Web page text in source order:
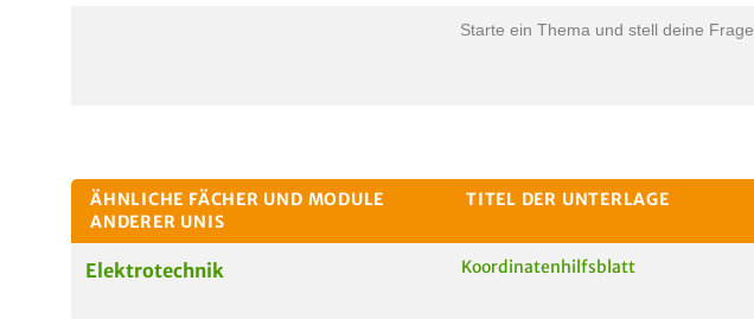
Starte ein Thema und stell deine Frage.
ÄHNLICHE FÄCHER UND MODULE
ANDERER UNIS
TITEL DER UNTERLAGE
Elektrotechnik Koordinatenhilfsblatt